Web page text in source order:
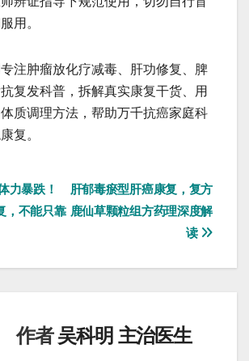
用。
专注肿瘤放化疗减毒、肝功修复、脾
复发科普，拆解真实康复干货、用
质调理方法，帮助万千抗癌家庭科
复。
肝郁毒瘀型肝癌康复，复方
鹿仙草颗粒组方药理深度解
读
力暴跌！
，不能只靠
作者吴科明 主治医生